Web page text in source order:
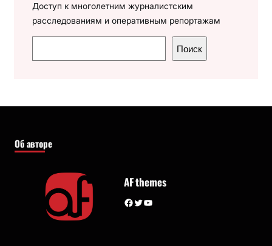
Доступ к многолетним журналистским
расследованиям и оперативным репортажам
о
к
Поиск
Об авторе
AF themes
Facebook Twitter YouTube